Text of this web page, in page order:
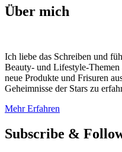
Über mich
Ich liebe das Schreiben und
Beauty- und Lifestyle-
neue Produkte und Frisuren
Geheimnisse der Stars zu
Mehr Erfahren
Subscribe &